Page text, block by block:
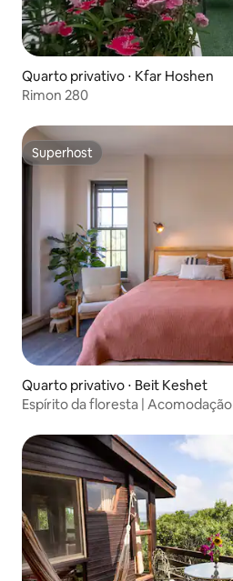
Quarto privativo ⋅ Kfar Hoshen
Rimon 280
Superhost
Superhost
Quarto privativo ⋅ Beit Keshet
Espírito da floresta |